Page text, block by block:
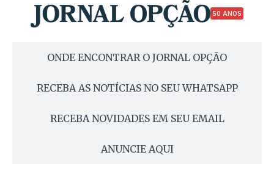
50 ANOS
ONDE ENCONTRAR O JORNAL OPÇÃO
RECEBA AS NOTÍCIAS NO SEU WHATSAPP
RECEBA NOVIDADES EM SEU EMAIL
ANUNCIE AQUI